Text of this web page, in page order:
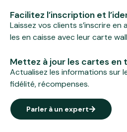
Facilitez l’inscription et
Laissez vos clients s’inscrire
les en caisse avec leur carte
Mettez à jour les cartes en
Actualisez les informations sur
fidélité, récompenses.
Parler à un expert